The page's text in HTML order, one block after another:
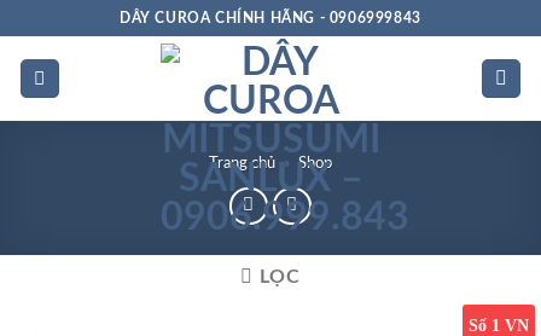
dung
DÂY CUROA CHÍNH HÃNG - 0906999843
Trang chủ » Shop
LỌC
Số 1 VN